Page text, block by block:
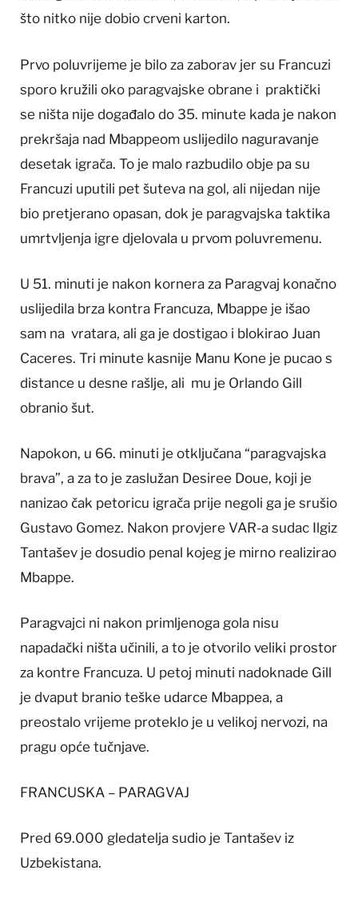
što nitko nije dobio crveni karton.
Prvo poluvrijeme je bilo za zaborav jer su Francuzi
sporo kružili oko paragvajske obrane i praktički
se ništa nije događalo do 35. minute kada je nakon
prekršaja nad Mbappeom uslijedilo naguravanje
desetak igrača. To je malo razbudilo obje pa su
Francuzi uputili pet šuteva na gol, ali nijedan nije
bio pretjerano opasan, dok je paragvajska taktika
umrtvljenja igre djelovala u prvom poluvremenu.
U 51. minuti je nakon kornera za Paragvaj konačno
uslijedila brza kontra Francuza, Mbappe je išao
sam na vratara, ali ga je dostigao i blokirao Juan
Caceres. Tri minute kasnije Manu Kone je pucao s
distance u desne rašlje, ali mu je Orlando Gill
obranio šut.
Napokon, u 66. minuti je otključana “paragvajska
brava”, a za to je zaslužan Desiree Doue, koji je
nanizao čak petoricu igrača prije negoli ga je srušio
Gustavo Gomez. Nakon provjere VAR-a sudac Ilgiz
Tantašev je dosudio penal kojeg je mirno realizirao
Mbappe.
Paragvajci ni nakon primljenoga gola nisu
napadački ništa učinili, a to je otvorilo veliki prostor
za kontre Francuza. U petoj minuti nadoknade Gill
je dvaput branio teške udarce Mbappea, a
preostalo vrijeme proteklo je u velikoj nervozi, na
pragu opće tučnjave.
FRANCUSKA – PARAGVAJ
Pred 69.000 gledatelja sudio je Tantašev iz
Uzbekistana.